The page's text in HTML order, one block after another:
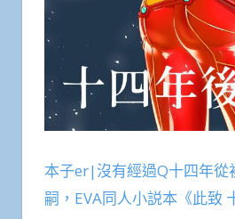
本子er|沒有經過Q十四年從
嗣，EVA同人小説本《此致